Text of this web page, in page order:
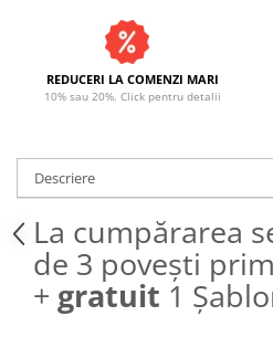
REDUCERI LA COMENZI MARI
10% sau 20%. Click pentru detalii
Descriere
La cumpărarea
de 3 povești
+ gratuit 1